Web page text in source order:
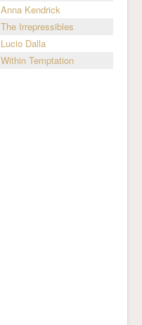
Anna Kendrick
The Irrepressibles
Lucio Dalla
Within Temptation